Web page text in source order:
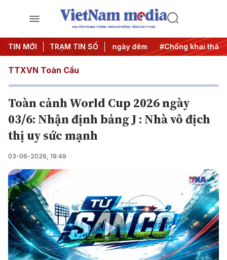
CHUYÊN TRANG THÔNG TIN ĐA PHƯƠNG TIỆN CỦA TTXVN
TIN MỚI TRẠM TIN SỐ
#Chiến dịch 500 ngày đêm #Chống khai thác IUU
TTXVN Toàn Cầu
Toàn cảnh World Cup 2026 ngày
03/6: Nhận định bảng J : Nhà vô địch
thị uy sức mạnh
03-06-2026, 19:49
Play